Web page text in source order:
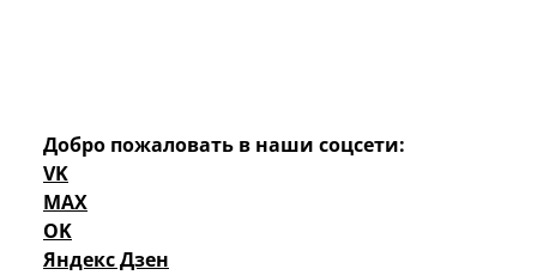
Добро пожаловать в наши соцсети:
VK
MAX
OK
Яндекс Дзен